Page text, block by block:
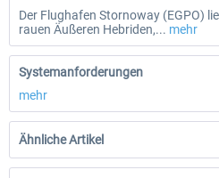
Der Flughafen Stornoway (EGPO)
rauen Äußeren Hebriden,... mehr
Systemanforderungen
mehr
Ähnliche Artikel